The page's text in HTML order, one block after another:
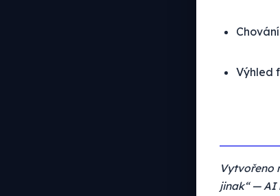
Výhled
Vytvořeno
jinak“ — AI